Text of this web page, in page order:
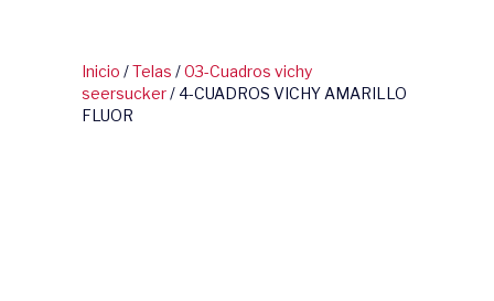
Inicio /Telas /03-Cuadros vichy
seersucker/ 4-CUADROS VICHY AMARILLO
FLUOR